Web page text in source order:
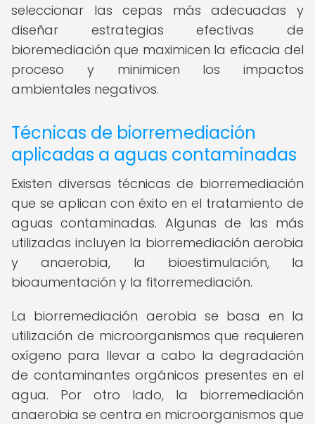
seleccionar las cepas más adecuadas y
diseñar estrategias efectivas de
bioremediación que maximicen la eficacia del
proceso y minimicen los impactos
ambientales negativos.
Técnicas de biorremediación
aplicadas a aguas contaminadas
Existen diversas técnicas de biorremediación
que se aplican con éxito en el tratamiento de
aguas contaminadas. Algunas de las más
utilizadas incluyen la biorremediación aerobia
y anaerobia, la bioestimulación, la
bioaumentación y la fitorremediación.
La biorremediación aerobia se basa en la
utilización de microorganismos que requieren
oxígeno para llevar a cabo la degradación
de contaminantes orgánicos presentes en el
agua. Por otro lado, la biorremediación
anaerobia se centra en microorganismos que